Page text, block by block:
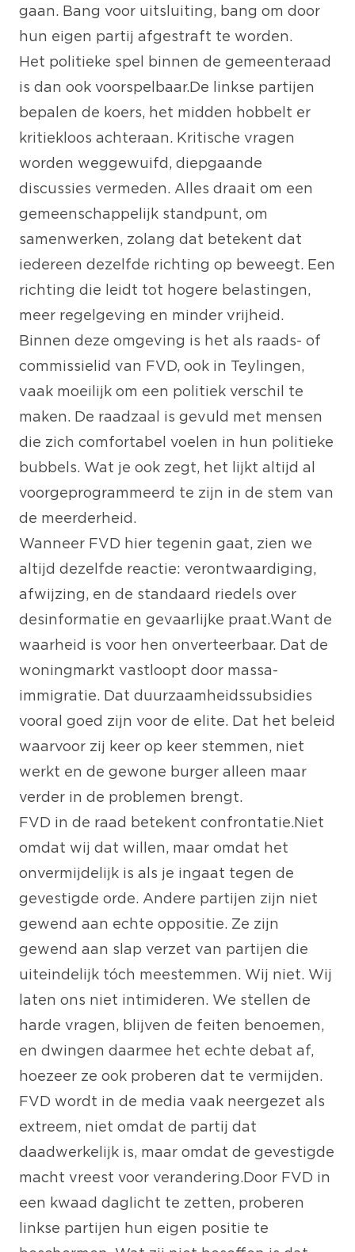
gaan. Bang voor uitsluiting, bang om door
hun eigen partij afgestraft te worden.
Het politieke spel binnen de gemeenteraad
is dan ook voorspelbaar. De linkse partijen
bepalen de koers, het midden hobbelt er
kritiekloos achteraan. Kritische vragen
worden weggewuifd, diepgaande
discussies vermeden. Alles draait om een
gemeenschappelijk standpunt, om
samenwerken, zolang dat betekent dat
iedereen dezelfde richting op beweegt. Een
richting die leidt tot hogere belastingen,
meer regelgeving en minder vrijheid.
Binnen deze omgeving is het als raads- of
commissielid van FVD, ook in Teylingen,
vaak moeilijk om een politiek verschil te
maken. De raadzaal is gevuld met mensen
die zich comfortabel voelen in hun politieke
bubbels. Wat je ook zegt, het lijkt altijd al
voorgeprogrammeerd te zijn in de stem van
de meerderheid.
Wanneer FVD hier tegenin gaat, zien we
altijd dezelfde reactie: verontwaardiging,
afwijzing, en de standaard riedels over
desinformatie en gevaarlijke praat. Want de
waarheid is voor hen onverteerbaar. Dat de
woningmarkt vastloopt door massa-
immigratie. Dat duurzaamheidssubsidies
vooral goed zijn voor de elite. Dat het beleid
waarvoor zij keer op keer stemmen, niet
werkt en de gewone burger alleen maar
verder in de problemen brengt.
FVD in de raad betekent confrontatie. Niet
omdat wij dat willen, maar omdat het
onvermijdelijk is als je ingaat tegen de
gevestigde orde. Andere partijen zijn niet
gewend aan echte oppositie. Ze zijn
gewend aan slap verzet van partijen die
uiteindelijk tóch meestemmen. Wij niet. Wij
laten ons niet intimideren. We stellen de
harde vragen, blijven de feiten benoemen,
en dwingen daarmee het echte debat af,
hoezeer ze ook proberen dat te vermijden.
FVD wordt in de media vaak neergezet als
extreem, niet omdat de partij dat
daadwerkelijk is, maar omdat de gevestigde
macht vreest voor verandering. Door FVD in
een kwaad daglicht te zetten, proberen
linkse partijen hun eigen positie te